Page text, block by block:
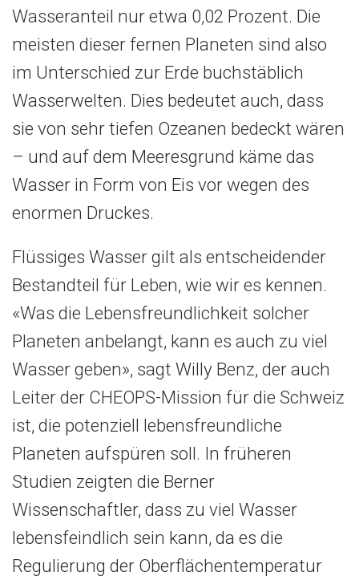
Wasseranteil nur etwa 0,02 Prozent. Die
meisten dieser fernen Planeten sind also
im Unterschied zur Erde buchstäblich
Wasserwelten. Dies bedeutet auch, dass
sie von sehr tiefen Ozeanen bedeckt wären
– und auf dem Meeresgrund käme das
Wasser in Form von Eis vor wegen des
enormen Druckes.
Flüssiges Wasser gilt als entscheidender
Bestandteil für Leben, wie wir es kennen.
«Was die Lebensfreundlichkeit solcher
Planeten anbelangt, kann es auch zu viel
Wasser geben», sagt Willy Benz, der auch
Leiter der CHEOPS-Mission für die Schweiz
ist, die potenziell lebensfreundliche
Planeten aufspüren soll. In früheren
Studien zeigten die Berner
Wissenschaftler, dass zu viel Wasser
lebensfeindlich sein kann, da es die
Regulierung der Oberflächentemperatur